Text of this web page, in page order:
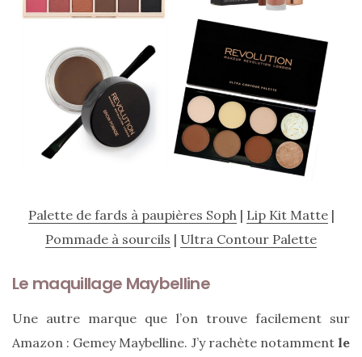
responsables
11/04/2026
Palette de fards à paupières Soph | Lip Kit Matte|
Pommade à sourcils | Ultra Contour Palette
Le maquillage Maybelline
Une autre marque que l’on trouve facilement sur
Amazon : Gemey Maybelline. J’y rachète notammentle